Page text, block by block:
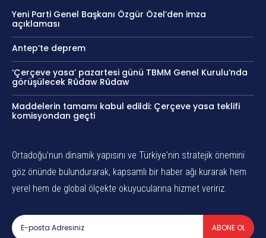
Yeni Parti Genel Başkanı Özgür Özel’den imza
açıklaması
Antep’te deprem
‘Çerçeve yasa’ pazartesi günü TBMM Genel Kurulu’nda
görüşülecek Rûdaw Rûdaw
Maddelerin tamamı kabul edildi: Çerçeve yasa teklifi
komisyondan geçti
Ortadoğu’nun dinamik yapısını ve Türkiye'nin stratejik önemini
göz önünde bulundurarak, kapsamlı bir haber ağı kurarak hem
yerel hem de global ölçekte okuyucularına hizmet veririz.
ABONE OL